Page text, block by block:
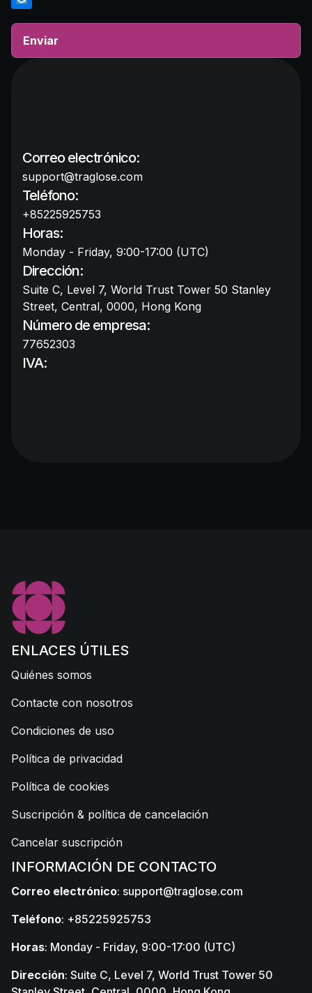
Correo electrónico:
support@traglose.com
Teléfono:
+85225925753
Horas:
Monday - Friday, 9:00-17:00 (UTC)
Dirección:
Suite C, Level 7, World Trust Tower 50 Stanley
Street, Central, 0000, Hong Kong
Número de empresa:
77652303
IVA:
ENLACES ÚTILES
Quiénes somos
Contacte con nosotros
Condiciones de uso
Política de privacidad
Política de cookies
Suscripción & política de cancelación
Cancelar suscripción
INFORMACIÓN DE CONTACTO
Correo electrónico: support@traglose.com
Teléfono: +85225925753
Horas: Monday - Friday, 9:00-17:00 (UTC)
Dirección: Suite C, Level 7, World Trust Tower 50